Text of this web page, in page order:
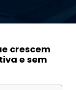
crescem
e sem